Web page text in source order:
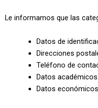
Le informamos que las
Datos de
Direcciones
Teléfono de
Datos académicos
Datos económicos